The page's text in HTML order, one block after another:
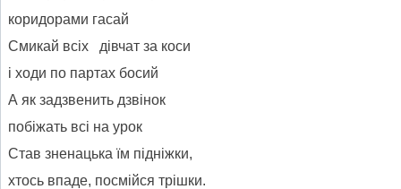
коридорами гасай
Смикай всіх дівчат за коси
і ходи по партах босий
А як задзвенить дзвінок
побіжать всі на урок
Став зненацька їм підніжки,
хтось впаде, посмійся трішки.